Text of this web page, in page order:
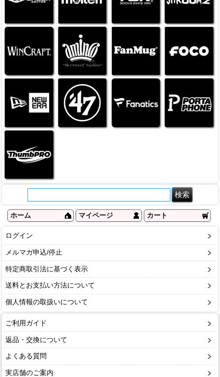
ホーム マイページ カート
ログイン
メルマガ申込/停止
特定商取引法に基づく表示
送料とお支払い方法について
個人情報の取扱いについて
ご利用ガイド
返品・交換について
よくある質問
実店舗のご案内